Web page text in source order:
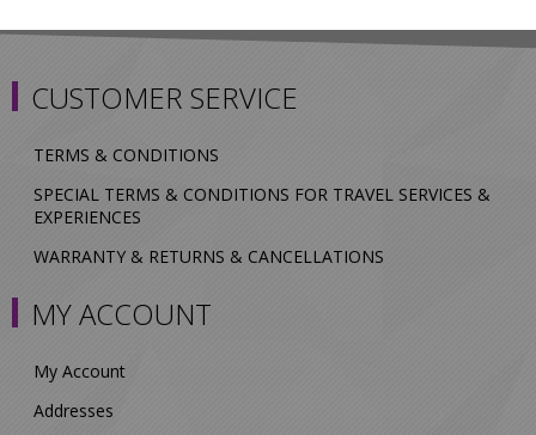
CUSTOMER SERVICE
TERMS & CONDITIONS
SPECIAL TERMS & CONDITIONS FOR TRAVEL SERVICES &
EXPERIENCES
WARRANTY & RETURNS & CANCELLATIONS
MY ACCOUNT
My Account
Addresses